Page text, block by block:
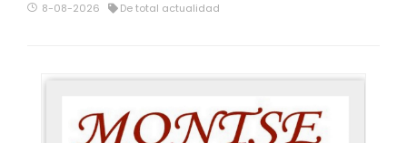
8-08-2026 De total actualidad